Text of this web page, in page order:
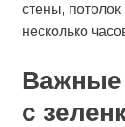
стены, потолок
несколько
Важные
с